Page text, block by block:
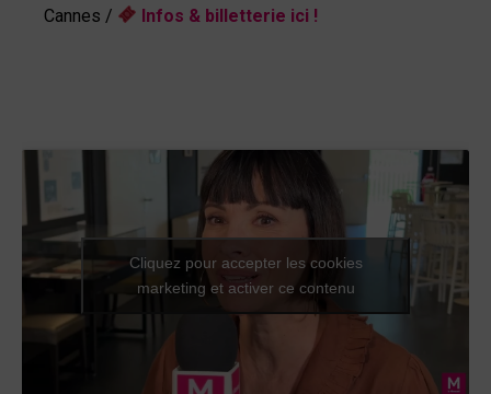
Cannes / Infos & billetterie ici !
Cliquez pour accepter les cookies
marketing et activer ce contenu